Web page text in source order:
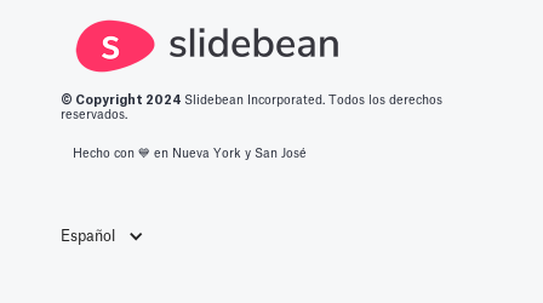
© Copyright 2 024 Slidebean Incorporated. Todos los derechos
reservados.
Hecho con 💙️ en Nueva York y San José
Español